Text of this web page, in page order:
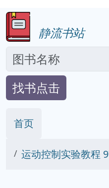
静流书站
找书点击
首页
运动控制实验教程